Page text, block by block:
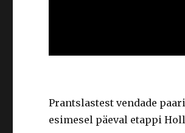
Prantslastest vendade
esimesel päeval etappi